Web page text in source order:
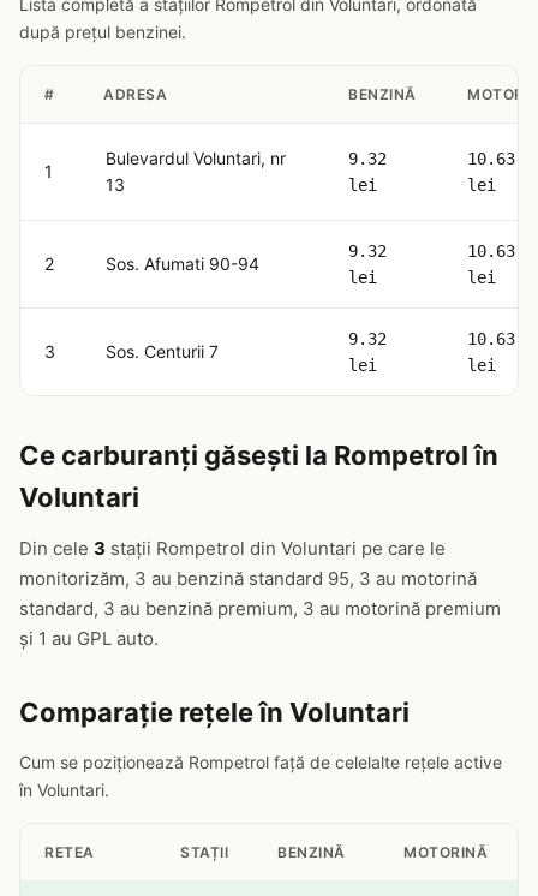
Lista completă a stațiilor Rompetrol din Voluntari, ordonată
după prețul benzinei.
# ADRESA BENZINĂ
1
Bulevardul Voluntari, nr
13
9.32
lei
10.63
lei
2 Sos. Afumati 90-94
9.32
lei
10.63
lei
3 Sos. Centurii 7
9.32
lei
10.63
lei
Ce carburanți găsești la Rompetrol în
Voluntari
Din cele 3 stații Rompetrol din Voluntari pe care le
monitorizăm, 3 au benzină standard 95, 3 au motorină
standard, 3 au benzină premium, 3 au motorină premium
și 1 au GPL auto.
Comparație rețele în Voluntari
Cum se poziționează Rompetrol față de celelalte rețele active
în Voluntari.
RETEA STAȚII BENZINĂ MOTORINĂ